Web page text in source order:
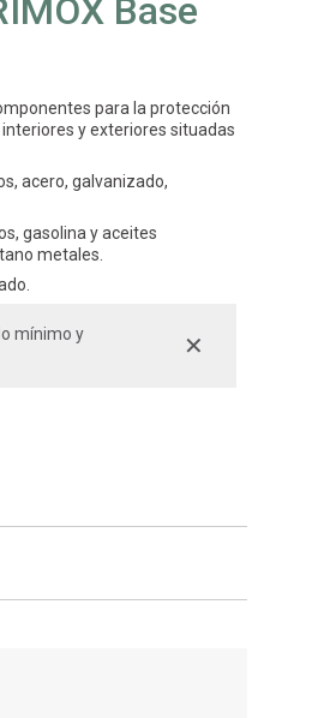
Base
para la protección
y exteriores situadas
acero, galvanizado,
gasolina y aceites
metales.
mínimo y
✕